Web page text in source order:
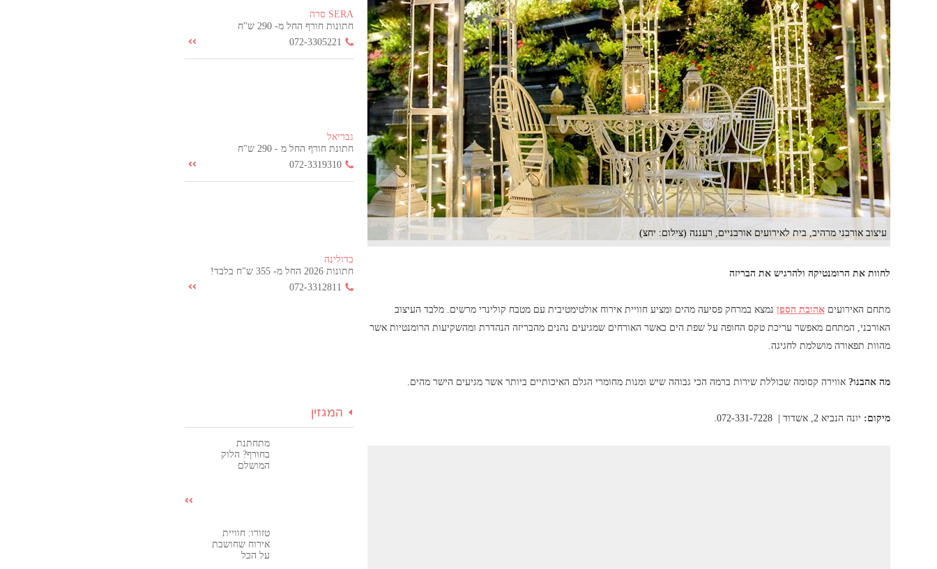
עיצוב אורבני מרהיב, בית לאירועים אורבניים, רעננה (צילום: יחצ)
לחוות את הרומנטיקה ולהרגיש את הבריזה
מתחם האירועיםאהובת הספן נמצא במרחק פסיעה מהים ומציע חוויית אירוח אולטימטיבית עם מטבח קולינרי מרשים. מלבד העיצוב
האורבני, המתחם מאפשר עריכת טקס החופה על שפת הים כאשר האורחים שמגיעים נהנים מהבריזה הנהדרת ומהשקיעות הרומנטיות אשר
מהוות תפאורה מושלמת לחגיגה.
מה אהבנו? אווירה קסומה שכוללת שירות ברמה הכי גבוהה שיש ומנות מחומרי הגלם האיכותיים ביותר אשר מגיעים הישר מהים.
מיקום: יונה הנביא 2, אשדוד | 072-331-7228.
SERA סרה
חתונות חורף החל מ- 290 ש"ח
072-3305221
גבריאל
חתונת חורף החל מ - 290 ש"ח
072-3319310
בדולינה
חתונות 2026 החל מ- 355 ש"ח בלבד!
072-3312811
המגזין
מתחתנת
בחורף? הלוק
המושלם
טזורו: חוויית
אירוח שחושבת
על הכל